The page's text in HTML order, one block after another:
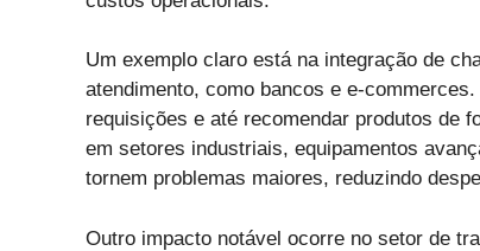
Um exemplo claro está na integração de
atendimento, como bancos e e-
requisições e até recomendar produtos de
em setores industriais, equipamentos
tornem problemas maiores, reduzindo
Outro impacto notável ocorre no setor de